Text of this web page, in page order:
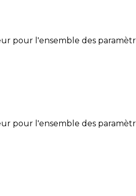
pour l'ensemble des
pour l'ensemble des